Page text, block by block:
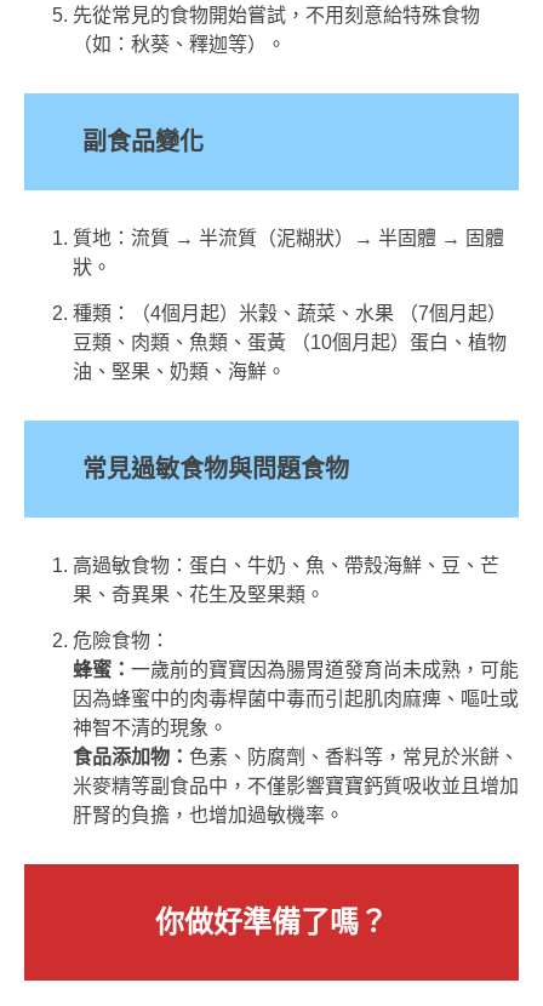
先從常見的食物開始嘗試，不用刻意給特殊食物
（如：秋葵、釋迦等）。
副食品變化
質地：流質 → 半流質（泥糊狀）→ 半固體 → 固體
狀。
種類：（4個月起）米穀、蔬菜、水果 （7個月起）
豆類、肉類、魚類、蛋黃 （10個月起）蛋白、植物
油、堅果、奶類、海鮮。
常見過敏食物與問題食物
高過敏食物：蛋白、牛奶、魚、帶殼海鮮、豆、芒
果、奇異果、花生及堅果類。
危險食物：
蜂蜜： 一歲前的寶寶因為腸胃道發育尚未成熟，可能
因為蜂蜜中的肉毒桿菌中毒而引起肌肉麻痺、嘔吐或
神智不清的現象。
食品添加物： 色素、防腐劑、香料等，常見於米餅、
米麥精等副食品中，不僅影響寶寶鈣質吸收並且增加
肝腎的負擔，也增加過敏機率。
你做好準備了嗎？